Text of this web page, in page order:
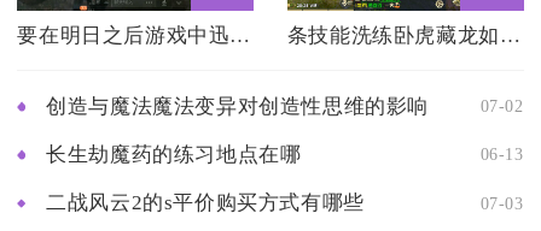
要在明日之后游戏中迅速升级制作技能有什么技巧 条技能洗练卧虎藏龙如何进行
创造与魔法魔法变异对创造性思维的影响 07-02
长生劫魔药的练习地点在哪 06-13
二战风云2的s平价购买方式有哪些 07-03